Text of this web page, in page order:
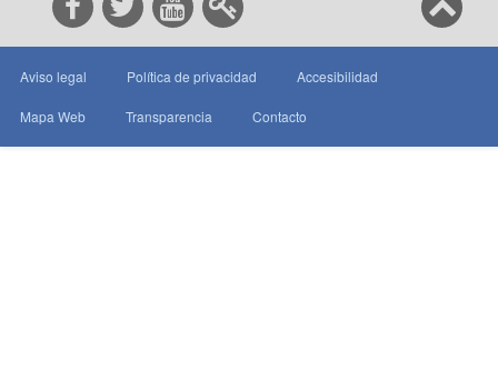
Aviso legal Política de privacidad Accesibilidad
Mapa Web Transparencia Contacto